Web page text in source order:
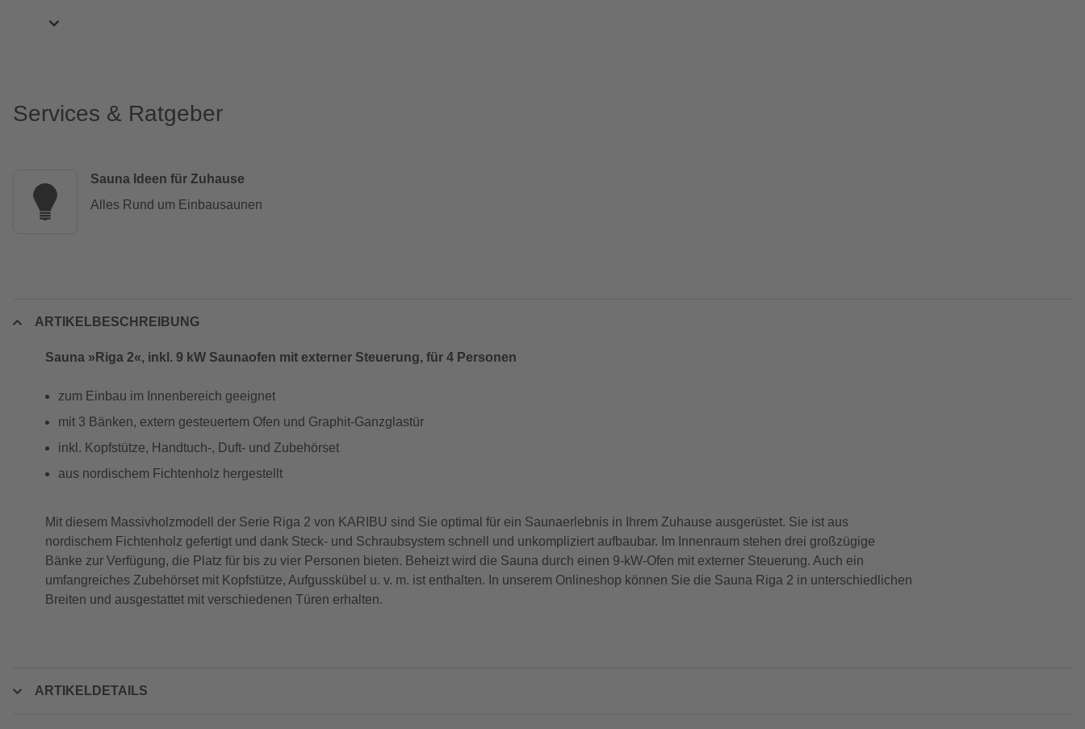
Services & Ratgeber
Sauna Ideen für Zuhause
Alles Rund um Einbausaunen
ARTIKELBESCHREIBUNG
Sauna »Riga 2«, inkl. 9 kW Saunaofen mit externer Steuerung, für 4 Personen
zum Einbau im Innenbereich geeignet
mit 3 Bänken, extern gesteuertem Ofen und Graphit-Ganzglastür
inkl. Kopfstütze, Handtuch-, Duft- und Zubehörset
aus nordischem Fichtenholz hergestellt
Mit diesem Massivholzmodell der Serie Riga 2 von KARIBU sind Sie optimal für ein Saunaerlebnis in Ihrem Zuhause ausgerüstet. Sie ist aus
nordischem Fichtenholz gefertigt und dank Steck- und Schraubsystem schnell und unkompliziert aufbaubar. Im Innenraum stehen drei großzügige
Bänke zur Verfügung, die Platz für bis zu vier Personen bieten. Beheizt wird die Sauna durch einen 9-kW-Ofen mit externer Steuerung. Auch ein
umfangreiches Zubehörset mit Kopfstütze, Aufgusskübel u. v. m. ist enthalten. In unserem Onlineshop können Sie die Sauna Riga 2 in unterschiedlichen
Breiten und ausgestattet mit verschiedenen Türen erhalten.
ARTIKELDETAILS